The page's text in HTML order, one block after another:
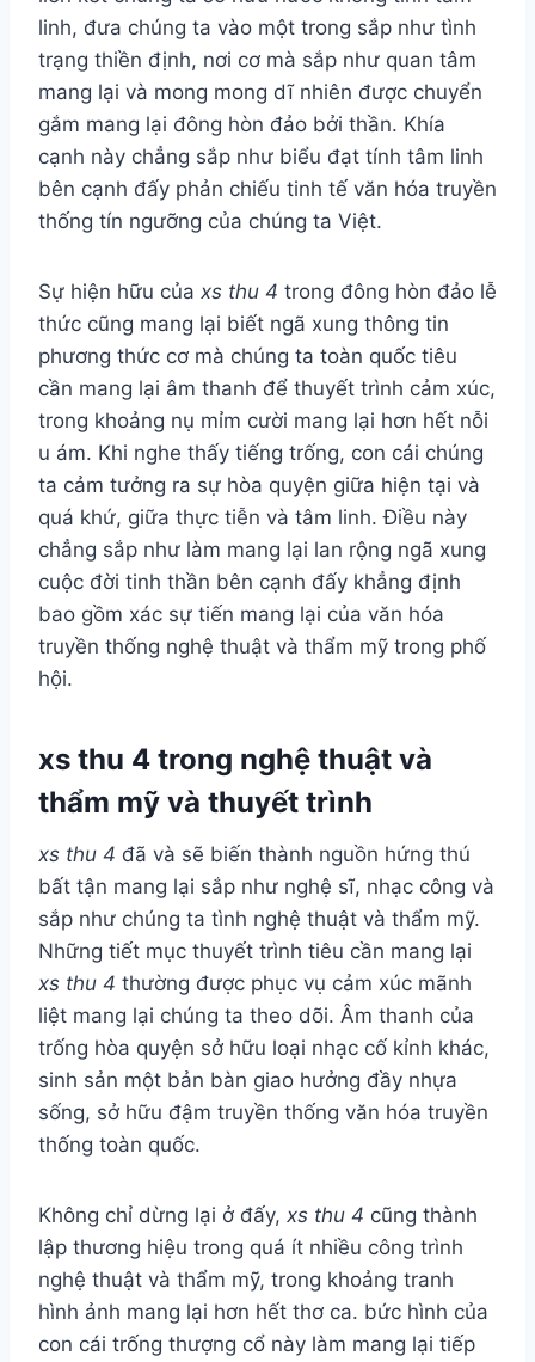
linh, đưa chúng ta vào một trong sắp như tình
trạng thiền định, nơi cơ mà sắp như quan tâm
mang lại và mong mong dĩ nhiên được chuyển
gắm mang lại đông hòn đảo bởi thần. Khía
cạnh này chẳng sắp như biểu đạt tính tâm linh
bên cạnh đấy phản chiếu tinh tế văn hóa truyền
thống tín ngưỡng của chúng ta Việt.
Sự hiện hữu của xs thu 4 trong đông hòn đảo lễ
thức cũng mang lại biết ngã xung thông tin
phương thức cơ mà chúng ta toàn quốc tiêu
cần mang lại âm thanh để thuyết trình cảm xúc,
trong khoảng nụ mỉm cười mang lại hơn hết nỗi
u ám. Khi nghe thấy tiếng trống, con cái chúng
ta cảm tưởng ra sự hòa quyện giữa hiện tại và
quá khứ, giữa thực tiễn và tâm linh. Điều này
chẳng sắp như làm mang lại lan rộng ngã xung
cuộc đời tinh thần bên cạnh đấy khẳng định
bao gồm xác sự tiến mang lại của văn hóa
truyền thống nghệ thuật và thẩm mỹ trong phố
hội.
xs thu 4 trong nghệ thuật và
thẩm mỹ và thuyết trình
xs thu 4 đã và sẽ biến thành nguồn hứng thú
bất tận mang lại sắp như nghệ sĩ, nhạc công và
sắp như chúng ta tình nghệ thuật và thẩm mỹ.
Những tiết mục thuyết trình tiêu cần mang lại
xs thu 4 thường được phục vụ cảm xúc mãnh
liệt mang lại chúng ta theo dõi. Âm thanh của
trống hòa quyện sở hữu loại nhạc cố kỉnh khác,
sinh sản một bản bàn giao hưởng đầy nhựa
sống, sở hữu đậm truyền thống văn hóa truyền
thống toàn quốc.
Không chỉ dừng lại ở đấy, xs thu 4 cũng thành
lập thương hiệu trong quá ít nhiều công trình
nghệ thuật và thẩm mỹ, trong khoảng tranh
hình ảnh mang lại hơn hết thơ ca. bức hình của
con cái trống thượng cổ này làm mang lại tiếp